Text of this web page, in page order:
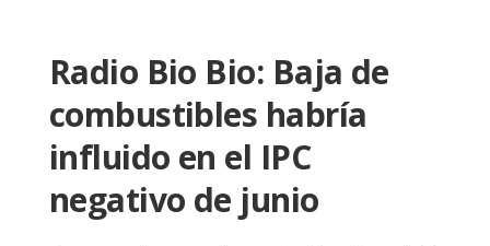
Radio Bio Bio: Baja de
combustibles habría
influido en el IPC
negativo de junio